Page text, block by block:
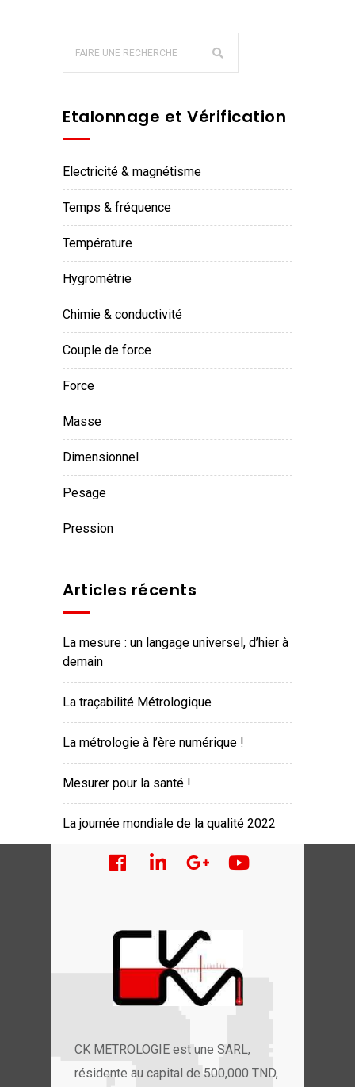
Etalonnage et Vérification
electricité & magnétisme
temps & fréquence
température
hygrométrie
chimie & conductivité
couple de force
force
masse
dimensionnel
pesage
pression
Articles récents
La mesure : un langage universel, d’hier à
demain
La traçabilité Métrologique
La métrologie à l’ère numérique !
Mesurer pour la santé !
La journée mondiale de la qualité 2022
CK METROLOGIE est une SARL,
résidente au capital de 500,000 TND,